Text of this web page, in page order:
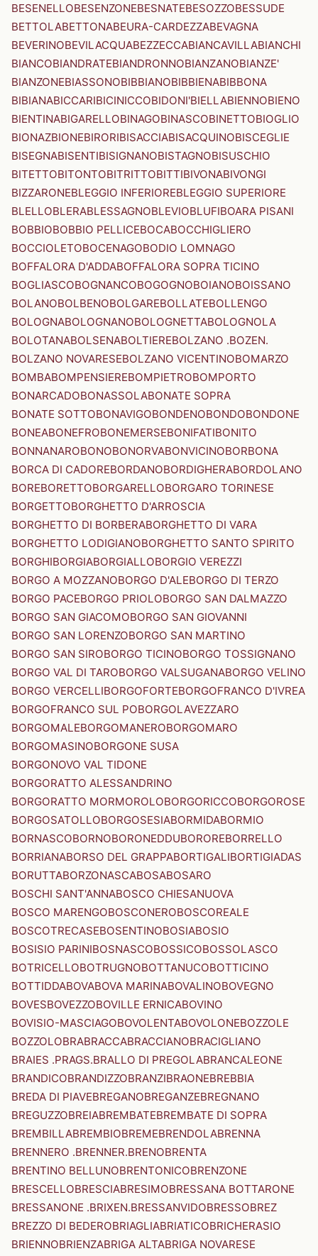
BESENELLOBESENZONEBESNATEBESOZZOBESSUDE
BETTOLABETTONABEURA-CARDEZZABEVAGNA
BEVERINOBEVILACQUABEZZECCABIANCAVILLABIANCHI
BIANCOBIANDRATEBIANDRONNOBIANZANOBIANZE'
BIANZONEBIASSONOBIBBIANOBIBBIENABIBBONA
BIBIANABICCARIBICINICCOBIDONI'BIELLABIENNOBIENO
BIENTINABIGARELLOBINAGOBINASCOBINETTOBIOGLIO
BIONAZBIONEBIRORIBISACCIABISACQUINOBISCEGLIE
BISEGNABISENTIBISIGNANOBISTAGNOBISUSCHIO
BITETTOBITONTOBITRITTOBITTIBIVONABIVONGI
BIZZARONEBLEGGIO INFERIOREBLEGGIO SUPERIORE
BLELLOBLERABLESSAGNOBLEVIOBLUFIBOARA PISANI
BOBBIOBOBBIO PELLICEBOCABOCCHIGLIERO
BOCCIOLETOBOCENAGOBODIO LOMNAGO
BOFFALORA D'ADDABOFFALORA SOPRA TICINO
BOGLIASCOBOGNANCOBOGOGNOBOIANOBOISSANO
BOLANOBOLBENOBOLGAREBOLLATEBOLLENGO
BOLOGNABOLOGNANOBOLOGNETTABOLOGNOLA
BOLOTANABOLSENABOLTIEREBOLZANO .BOZEN.
BOLZANO NOVARESEBOLZANO VICENTINOBOMARZO
BOMBABOMPENSIEREBOMPIETROBOMPORTO
BONARCADOBONASSOLABONATE SOPRA
BONATE SOTTOBONAVIGOBONDENOBONDOBONDONE
BONEABONEFROBONEMERSEBONIFATIBONITO
BONNANAROBONOBONORVABONVICINOBORBONA
BORCA DI CADOREBORDANOBORDIGHERABORDOLANO
BOREBORETTOBORGARELLOBORGARO TORINESE
BORGETTOBORGHETTO D'ARROSCIA
BORGHETTO DI BORBERABORGHETTO DI VARA
BORGHETTO LODIGIANOBORGHETTO SANTO SPIRITO
BORGHIBORGIABORGIALLOBORGIO VEREZZI
BORGO A MOZZANOBORGO D'ALEBORGO DI TERZO
BORGO PACEBORGO PRIOLOBORGO SAN DALMAZZO
BORGO SAN GIACOMOBORGO SAN GIOVANNI
BORGO SAN LORENZOBORGO SAN MARTINO
BORGO SAN SIROBORGO TICINOBORGO TOSSIGNANO
BORGO VAL DI TAROBORGO VALSUGANABORGO VELINO
BORGO VERCELLIBORGOFORTEBORGOFRANCO D'IVREA
BORGOFRANCO SUL POBORGOLAVEZZARO
BORGOMALEBORGOMANEROBORGOMARO
BORGOMASINOBORGONE SUSA
BORGONOVO VAL TIDONE
BORGORATTO ALESSANDRINO
BORGORATTO MORMOROLOBORGORICCOBORGOROSE
BORGOSATOLLOBORGOSESIABORMIDABORMIO
BORNASCOBORNOBORONEDDUBOROREBORRELLO
BORRIANABORSO DEL GRAPPABORTIGALIBORTIGIADAS
BORUTTABORZONASCABOSABOSARO
BOSCHI SANT'ANNABOSCO CHIESANUOVA
BOSCO MARENGOBOSCONEROBOSCOREALE
BOSCOTRECASEBOSENTINOBOSIABOSIO
BOSISIO PARINIBOSNASCOBOSSICOBOSSOLASCO
BOTRICELLOBOTRUGNOBOTTANUCOBOTTICINO
BOTTIDDABOVABOVA MARINABOVALINOBOVEGNO
BOVESBOVEZZOBOVILLE ERNICABOVINO
BOVISIO-MASCIAGOBOVOLENTABOVOLONEBOZZOLE
BOZZOLOBRABRACCABRACCIANOBRACIGLIANO
BRAIES .PRAGS.BRALLO DI PREGOLABRANCALEONE
BRANDICOBRANDIZZOBRANZIBRAONEBREBBIA
BREDA DI PIAVEBREGANOBREGANZEBREGNANO
BREGUZZOBREIABREMBATEBREMBATE DI SOPRA
BREMBILLABREMBIOBREMEBRENDOLABRENNA
BRENNERO .BRENNER.BRENOBRENTA
BRENTINO BELLUNOBRENTONICOBRENZONE
BRESCELLOBRESCIABRESIMOBRESSANA BOTTARONE
BRESSANONE .BRIXEN.BRESSANVIDOBRESSOBREZ
BREZZO DI BEDEROBRIAGLIABRIATICOBRICHERASIO
BRIENNOBRIENZABRIGA ALTABRIGA NOVARESE